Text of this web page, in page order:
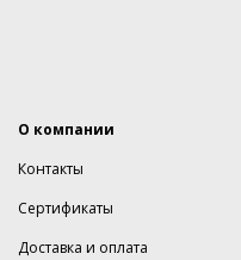
О компании
Контакты
Сертификаты
Доставка и оплата